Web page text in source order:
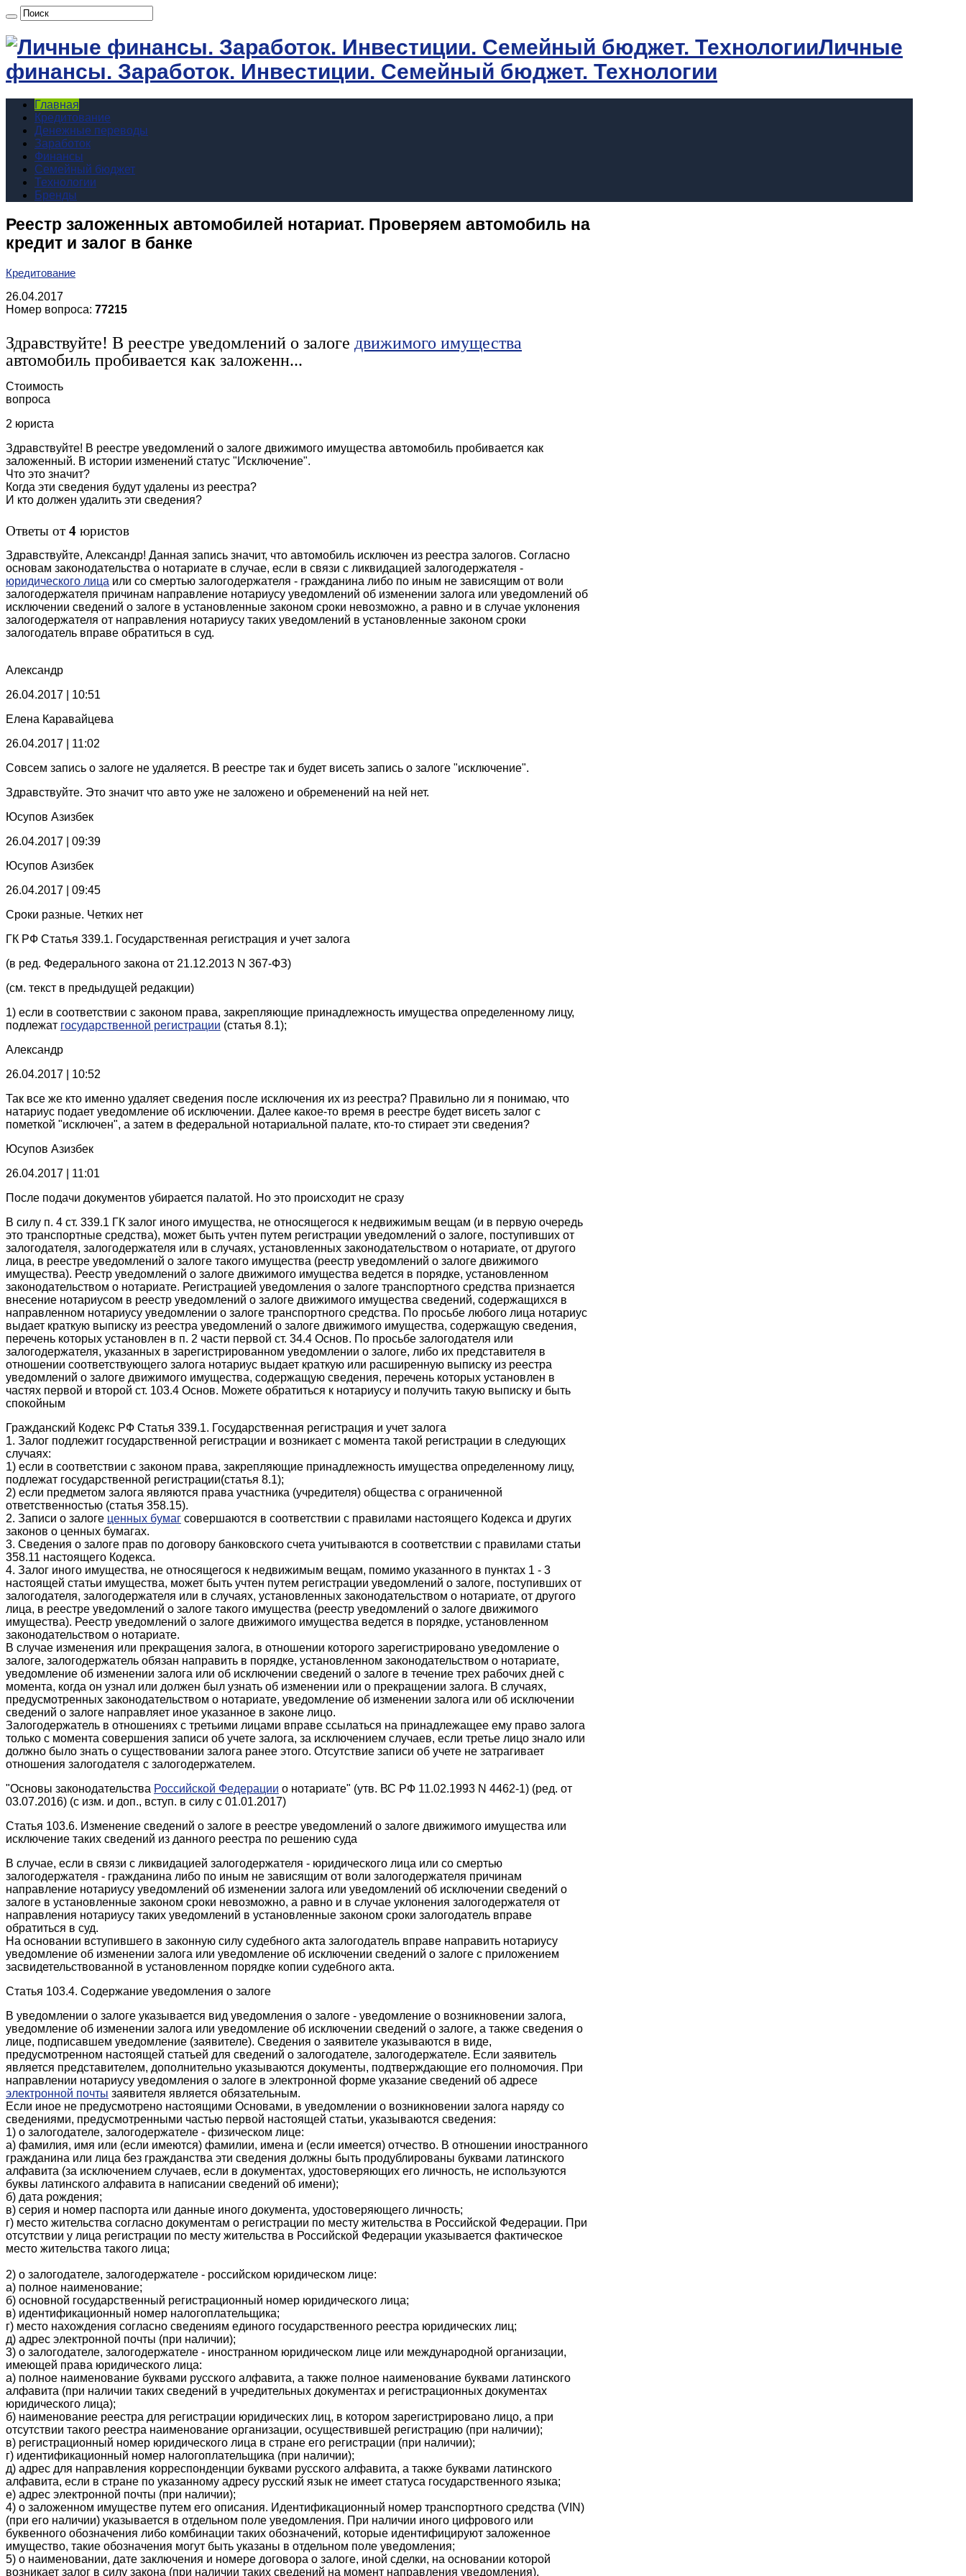
Личные
финансы. Заработок. Инвестиции. Семейный бюджет. Технологии
Главная
Кредитование
Денежные переводы
Заработок
Финансы
Семейный бюджет
Технологии
Бренды
Реестр заложенных автомобилей нотариат. Проверяем автомобиль на
кредит и залог в банке
Кредитование
26.04.2017
Номер вопроса: 77215
Здравствуйте! В реестре уведомлений о залоге движимого имущества
автомобиль пробивается как заложенн...
Стоимость
вопроса
2 юриста
Здравствуйте! В реестре уведомлений о залоге движимого имущества автомобиль пробивается как
заложенный. В истории изменений статус "Исключение".
Что это значит?
Когда эти сведения будут удалены из реестра?
И кто должен удалить эти сведения?
Ответы от 4 юристов
Здравствуйте, Александр! Данная запись значит, что автомобиль исключен из реестра залогов. Согласно
основам законодательства о нотариате в случае, если в связи с ликвидацией залогодержателя -
юридического лица или со смертью залогодержателя - гражданина либо по иным не зависящим от воли
залогодержателя причинам направление нотариусу уведомлений об изменении залога или уведомлений об
исключении сведений о залоге в установленные законом сроки невозможно, а равно и в случае уклонения
залогодержателя от направления нотариусу таких уведомлений в установленные законом сроки
залогодатель вправе обратиться в суд.
Александр
26.04.2017 | 10:51
Елена Каравайцева
26.04.2017 | 11:02
Совсем запись о залоге не удаляется. В реестре так и будет висеть запись о залоге "исключение".
Здравствуйте. Это значит что авто уже не заложено и обременений на ней нет.
Юсупов Азизбек
26.04.2017 | 09:39
Юсупов Азизбек
26.04.2017 | 09:45
Сроки разные. Четких нет
ГК РФ Статья 339.1. Государственная регистрация и учет залога
(в ред. Федерального закона от 21.12.2013 N 367-ФЗ)
(см. текст в предыдущей редакции)
1) если в соответствии с законом права, закрепляющие принадлежность имущества определенному лицу,
подлежат государственной регистрации (статья 8.1);
Александр
26.04.2017 | 10:52
Так все же кто именно удаляет сведения после исключения их из реестра? Правильно ли я понимаю, что
натариус подает уведомление об исключении. Далее какое-то время в реестре будет висеть залог с
пометкой "исключен", а затем в федеральной нотариальной палате, кто-то стирает эти сведения?
Юсупов Азизбек
26.04.2017 | 11:01
После подачи документов убирается палатой. Но это происходит не сразу
В силу п. 4 ст. 339.1 ГК залог иного имущества, не относящегося к недвижимым вещам (и в первую очередь
это транспортные средства), может быть учтен путем регистрации уведомлений о залоге, поступивших от
залогодателя, залогодержателя или в случаях, установленных законодательством о нотариате, от другого
лица, в реестре уведомлений о залоге такого имущества (реестр уведомлений о залоге движимого
имущества). Реестр уведомлений о залоге движимого имущества ведется в порядке, установленном
законодательством о нотариате. Регистрацией уведомления о залоге транспортного средства признается
внесение нотариусом в реестр уведомлений о залоге движимого имущества сведений, содержащихся в
направленном нотариусу уведомлении о залоге транспортного средства. По просьбе любого лица нотариус
выдает краткую выписку из реестра уведомлений о залоге движимого имущества, содержащую сведения,
перечень которых установлен в п. 2 части первой ст. 34.4 Основ. По просьбе залогодателя или
залогодержателя, указанных в зарегистрированном уведомлении о залоге, либо их представителя в
отношении соответствующего залога нотариус выдает краткую или расширенную выписку из реестра
уведомлений о залоге движимого имущества, содержащую сведения, перечень которых установлен в
частях первой и второй ст. 103.4 Основ. Можете обратиться к нотариусу и получить такую выписку и быть
спокойным
Гражданский Кодекс РФ Статья 339.1. Государственная регистрация и учет залога
1. Залог подлежит государственной регистрации и возникает с момента такой регистрации в следующих
случаях:
1) если в соответствии с законом права, закрепляющие принадлежность имущества определенному лицу,
подлежат государственной регистрации(статья 8.1);
2) если предметом залога являются права участника (учредителя) общества с ограниченной
ответственностью (статья 358.15).
2. Записи о залоге ценных бумаг совершаются в соответствии с правилами настоящего Кодекса и других
законов о ценных бумагах.
3. Сведения о залоге прав по договору банковского счета учитываются в соответствии с правилами статьи
358.11 настоящего Кодекса.
4. Залог иного имущества, не относящегося к недвижимым вещам, помимо указанного в пунктах 1 - 3
настоящей статьи имущества, может быть учтен путем регистрации уведомлений о залоге, поступивших от
залогодателя, залогодержателя или в случаях, установленных законодательством о нотариате, от другого
лица, в реестре уведомлений о залоге такого имущества (реестр уведомлений о залоге движимого
имущества). Реестр уведомлений о залоге движимого имущества ведется в порядке, установленном
законодательством о нотариате.
В случае изменения или прекращения залога, в отношении которого зарегистрировано уведомление о
залоге, залогодержатель обязан направить в порядке, установленном законодательством о нотариате,
уведомление об изменении залога или об исключении сведений о залоге в течение трех рабочих дней с
момента, когда он узнал или должен был узнать об изменении или о прекращении залога. В случаях,
предусмотренных законодательством о нотариате, уведомление об изменении залога или об исключении
сведений о залоге направляет иное указанное в законе лицо.
Залогодержатель в отношениях с третьими лицами вправе ссылаться на принадлежащее ему право залога
только с момента совершения записи об учете залога, за исключением случаев, если третье лицо знало или
должно было знать о существовании залога ранее этого. Отсутствие записи об учете не затрагивает
отношения залогодателя с залогодержателем.
"Основы законодательства Российской Федерации о нотариате" (утв. ВС РФ 11.02.1993 N 4462-1) (ред. от
03.07.2016) (с изм. и доп., вступ. в силу с 01.01.2017)
Статья 103.6. Изменение сведений о залоге в реестре уведомлений о залоге движимого имущества или
исключение таких сведений из данного реестра по решению суда
В случае, если в связи с ликвидацией залогодержателя - юридического лица или со смертью
залогодержателя - гражданина либо по иным не зависящим от воли залогодержателя причинам
направление нотариусу уведомлений об изменении залога или уведомлений об исключении сведений о
залоге в установленные законом сроки невозможно, а равно и в случае уклонения залогодержателя от
направления нотариусу таких уведомлений в установленные законом сроки залогодатель вправе
обратиться в суд.
На основании вступившего в законную силу судебного акта залогодатель вправе направить нотариусу
уведомление об изменении залога или уведомление об исключении сведений о залоге с приложением
засвидетельствованной в установленном порядке копии судебного акта.
Статья 103.4. Содержание уведомления о залоге
В уведомлении о залоге указывается вид уведомления о залоге - уведомление о возникновении залога,
уведомление об изменении залога или уведомление об исключении сведений о залоге, а также сведения о
лице, подписавшем уведомление (заявителе). Сведения о заявителе указываются в виде,
предусмотренном настоящей статьей для сведений о залогодателе, залогодержателе. Если заявитель
является представителем, дополнительно указываются документы, подтверждающие его полномочия. При
направлении нотариусу уведомления о залоге в электронной форме указание сведений об адресе
электронной почты заявителя является обязательным.
Если иное не предусмотрено настоящими Основами, в уведомлении о возникновении залога наряду со
сведениями, предусмотренными частью первой настоящей статьи, указываются сведения:
1) о залогодателе, залогодержателе - физическом лице:
а) фамилия, имя или (если имеются) фамилии, имена и (если имеется) отчество. В отношении иностранного
гражданина или лица без гражданства эти сведения должны быть продублированы буквами латинского
алфавита (за исключением случаев, если в документах, удостоверяющих его личность, не используются
буквы латинского алфавита в написании сведений об имени);
б) дата рождения;
в) серия и номер паспорта или данные иного документа, удостоверяющего личность;
г) место жительства согласно документам о регистрации по месту жительства в Российской Федерации. При
отсутствии у лица регистрации по месту жительства в Российской Федерации указывается фактическое
место жительства такого лица;
2) о залогодателе, залогодержателе - российском юридическом лице:
а) полное наименование;
б) основной государственный регистрационный номер юридического лица;
в) идентификационный номер налогоплательщика;
г) место нахождения согласно сведениям единого государственного реестра юридических лиц;
д) адрес электронной почты (при наличии);
3) о залогодателе, залогодержателе - иностранном юридическом лице или международной организации,
имеющей права юридического лица:
а) полное наименование буквами русского алфавита, а также полное наименование буквами латинского
алфавита (при наличии таких сведений в учредительных документах и регистрационных документах
юридического лица);
б) наименование реестра для регистрации юридических лиц, в котором зарегистрировано лицо, а при
отсутствии такого реестра наименование организации, осуществившей регистрацию (при наличии);
в) регистрационный номер юридического лица в стране его регистрации (при наличии);
г) идентификационный номер налогоплательщика (при наличии);
д) адрес для направления корреспонденции буквами русского алфавита, а также буквами латинского
алфавита, если в стране по указанному адресу русский язык не имеет статуса государственного языка;
е) адрес электронной почты (при наличии);
4) о заложенном имуществе путем его описания. Идентификационный номер транспортного средства (VIN)
(при его наличии) указывается в отдельном поле уведомления. При наличии иного цифрового или
буквенного обозначения либо комбинации таких обозначений, которые идентифицируют заложенное
имущество, такие обозначения могут быть указаны в отдельном поле уведомления;
5) о наименовании, дате заключения и номере договора о залоге, иной сделки, на основании которой
возникает залог в силу закона (при наличии таких сведений на момент направления уведомления).